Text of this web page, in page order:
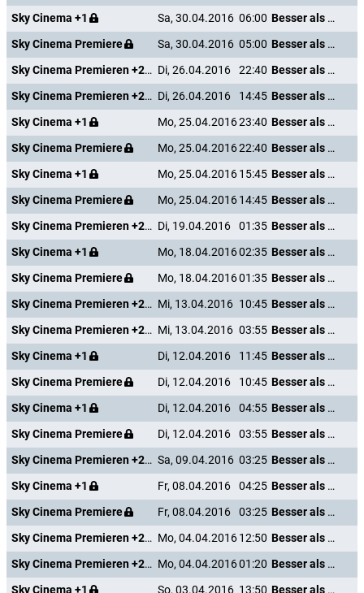
Sky Cinema +1
Sa, 30.04.2016 06:00
Besser als nix - Gestorben ist noch jeder
Sky Cinema Premiere
Sa, 30.04.2016 05:00
Besser als nix - Gestorben ist noch jeder
Sky Cinema Premieren +24 Di, 26.04.2016 22:40
Besser als nix - Gestorben ist noch jeder
Sky Cinema Premieren +24 Di, 26.04.2016 14:45
Besser als nix - Gestorben ist noch jeder
Sky Cinema +1
Mo, 25.04.201623:40
Besser als nix - Gestorben ist noch jeder
Sky Cinema Premiere
Mo, 25.04.201622:40
Besser als nix - Gestorben ist noch jeder
Sky Cinema +1
Mo, 25.04.201615:45
Besser als nix - Gestorben ist noch jeder
Sky Cinema Premiere
Mo, 25.04.201614:45
Besser als nix - Gestorben ist noch jeder
Sky Cinema Premieren +24 Di, 19.04.2016 01:35
Besser als nix - Gestorben ist noch jeder
Sky Cinema +1
Mo, 18.04.201602:35
Besser als nix - Gestorben ist noch jeder
Sky Cinema Premiere
Mo, 18.04.201601:35
Besser als nix - Gestorben ist noch jeder
Sky Cinema Premieren +24 Mi, 13.04.2016 10:45
Besser als nix - Gestorben ist noch jeder
Sky Cinema Premieren +24 Mi, 13.04.2016 03:55
Besser als nix - Gestorben ist noch jeder
Sky Cinema +1
Di, 12.04.2016 11:45
Besser als nix - Gestorben ist noch jeder
Sky Cinema Premiere
Di, 12.04.2016 10:45
Besser als nix - Gestorben ist noch jeder
Sky Cinema +1
Di, 12.04.2016 04:55
Besser als nix - Gestorben ist noch jeder
Sky Cinema Premiere
Di, 12.04.2016 03:55
Besser als nix - Gestorben ist noch jeder
Sky Cinema Premieren +24 Sa, 09.04.2016 03:25
Besser als nix - Gestorben ist noch jeder
Sky Cinema +1
Fr, 08.04.2016 04:25
Besser als nix - Gestorben ist noch jeder
Sky Cinema Premiere
Fr, 08.04.2016 03:25
Besser als nix - Gestorben ist noch jeder
Sky Cinema Premieren +24 Mo, 04.04.201612:50
Besser als nix - Gestorben ist noch jeder
Sky Cinema Premieren +24 Mo, 04.04.201601:20
Besser als nix - Gestorben ist noch jeder
Sky Cinema +1
So, 03.04.2016 13:50 Besser als nix - Gestorben ist noch jeder